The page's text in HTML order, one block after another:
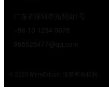
广东省深圳市光明街1号
+86 10 1234 5678
995525477@qq.com
© 2025 MineEducn. 保留所有权利